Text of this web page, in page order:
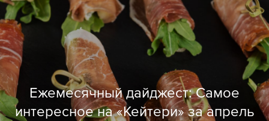
Ежемесячный дайджест: Самое
интересное на «Кейтери» за апрель